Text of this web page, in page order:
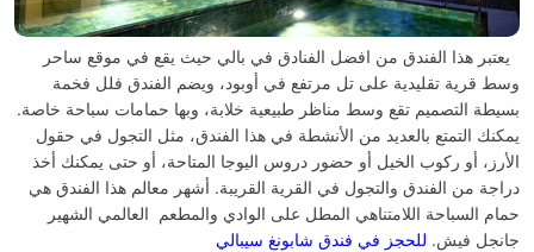
يعتبر هذا الفندق من افضل الفنادق في بالي حيث يقع في موقع ساحر
وسط قرية تقليدية على تل مرتفع في أوبود، ويضم الفندق فلل فخمة
بسيطة التصميم تقع وسط مناظر طبيعية خلابة، وبها حمامات سباحة خاصة.
يمكنك التمتع بالعديد من الأنشطة في هذا الفندق، مثل التجول في حقول
الأرز، أو ركوب الخيل أو حضور دروس اليوجا المتاحة، أو حتى يمكنك أخذ
دراجة من الفندق والتجول في القرية القريبة. أشهر معالم هذا الفندق هي
حمام السباحة اللامتناهي المطل على الوادي والمطعم العالمي الشهير
جانجل فيش. للحجز في فندق شابونغ سيبالي